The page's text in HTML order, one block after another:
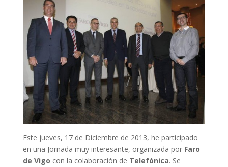
Este jueves, 17 de Diciembre de 2013, he participado
en una Jornada muy interesante, organizada por Faro
de Vigo con la colaboración de Telefónica. Se